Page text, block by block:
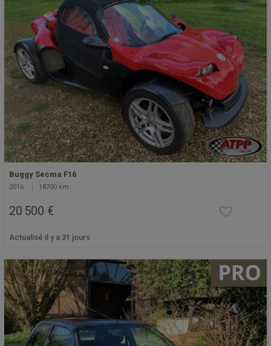
Buggy Secma F16
2016 18700 km
20 500 €
Actualisé il y a 31 jours